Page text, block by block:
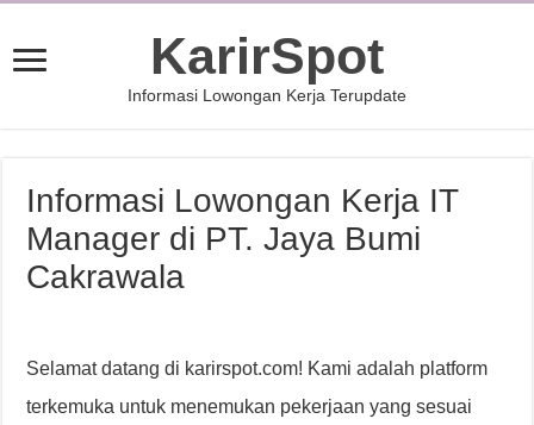
KarirSpot
Informasi Lowongan Kerja Terupdate
Informasi Lowongan Kerja IT
Manager di PT. Jaya Bumi
Cakrawala
Selamat datang di karirspot.com! Kami adalah platform
terkemuka untuk menemukan pekerjaan yang sesuai